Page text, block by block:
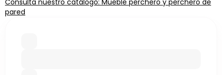
Consulta nuestro catálogo: Mueble perchero y perchero de
pared